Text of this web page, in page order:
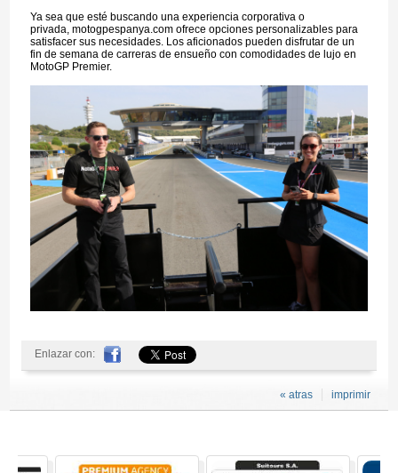
Ya sea que esté buscando una experiencia corporativa o
privada, motogpespanya.com ofrece opciones personalizables para
satisfacer sus necesidades. Los aficionados pueden disfrutar de un
fin de semana de carreras de ensueño con comodidades de lujo en
MotoGP Premier.
Enlazar con:
imprimir
« atras